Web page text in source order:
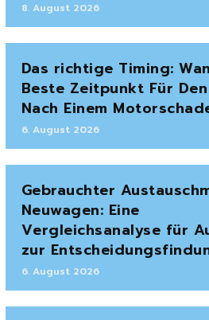
8. August 2026
Das richtige Timing:
Beste Zeitpunkt Für
Nach Einem
6. August 2026
Gebrauchter
Neuwagen: Eine
Vergleichsanalyse für
zur
6. August 2026